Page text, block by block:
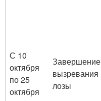
С 10
октября
по 25
октября
Завершение
вызревания
лозы